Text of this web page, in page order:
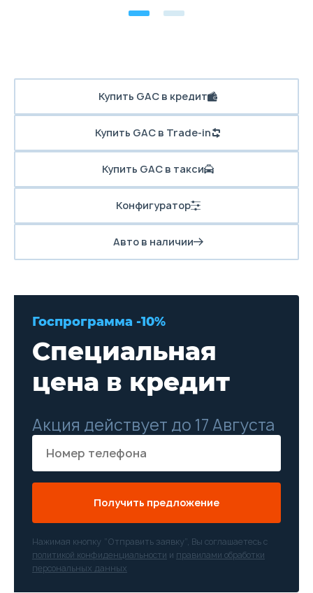
Купить GAC в кредит
Купить GAC в Trade-in
Купить GAC в такси
Конфигуратор
Авто в наличии
Госпрограмма -10%
Специальная
цена в кредит
Акция действует до 17 Августа
Получить предложение
Нажимая кнопку “Отправить заявку”, Вы соглашаетесь с
политикой конфиденциальности и правилами обработки
персональных данных